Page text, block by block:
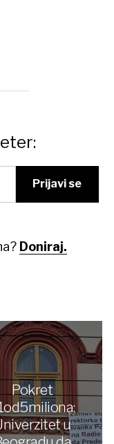
Doniraj.
Pokret
u